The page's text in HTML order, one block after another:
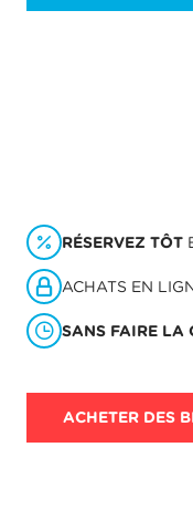
RÉSERVEZ TÔT
ACHATS EN
SANS FAIRE LA
ACHETER DES